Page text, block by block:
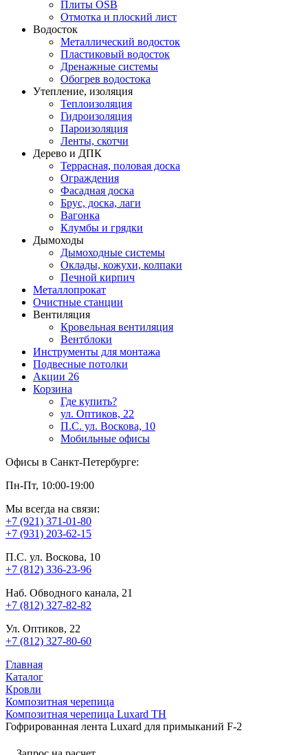
Плиты OSB
Отмотка и плоский лист
Водосток
Металлический водосток
Пластиковый водосток
Дренажные системы
Обогрев водостока
Утепление, изоляция
Теплоизоляция
Гидроизоляция
Пароизоляция
Ленты, скотчи
Дерево и ДПК
Террасная, половая доска
Ограждения
Фасадная доска
Брус, доска, лаги
Вагонка
Клумбы и грядки
Дымоходы
Дымоходные системы
Оклады, кожухи, колпаки
Печной кирпич
Металлопрокат
Очистные станции
Вентиляция
Кровельная вентиляция
Вентблоки
Инструменты для монтажа
Подвесные потолки
Акции 26
Корзина
Где купить?
ул. Оптиков, 22
П.С. ул. Воскова, 10
Мобильные офисы
Офисы в Санкт-Петербурге:
Пн-Пт, 10:00-19:00
Мы всегда на связи:
+7 (921) 371-01-80
+7 (931) 203-62-15
П.С. ул. Воскова, 10
+7 (812) 336-23-96
Наб. Обводного канала, 21
+7 (812) 327-82-82
Ул. Оптиков, 22
+7 (812) 327-80-60
Главная
Каталог
Кровли
Композитная черепица
Композитная черепица Luxard ТН
Гофрированная лента Luxard для примыканий F-2